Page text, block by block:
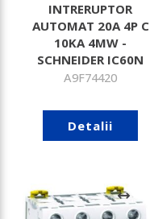
INTRERUPTOR
AUTOMAT 20A 4P C
10KA 4MW -
SCHNEIDER IC60N
A9F74420
Detalii